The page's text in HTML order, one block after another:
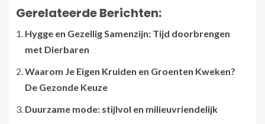
Gerelateerde Berichten:
Hygge en Gezellig Samenzijn: Tijd doorbrengen
met Dierbaren
Waarom Je Eigen Kruiden en Groenten Kweken?
De Gezonde Keuze
Duurzame mode: stijlvol en milieuvriendelijk